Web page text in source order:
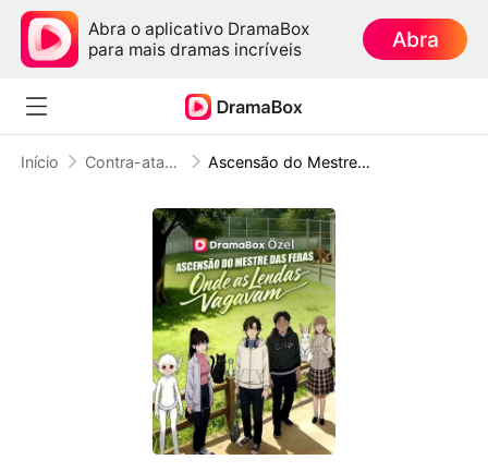
Abra o aplicativo DramaBox
para mais dramas incríveis
Abra
Início Contra-ataque Ascensão do Mestre das Feras: Onde as Lendas Vagavam